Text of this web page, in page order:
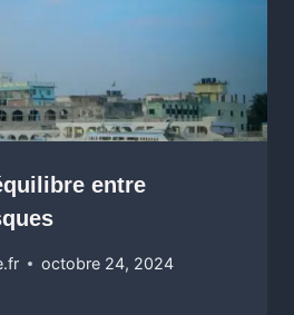
entre
octobre 24, 2024